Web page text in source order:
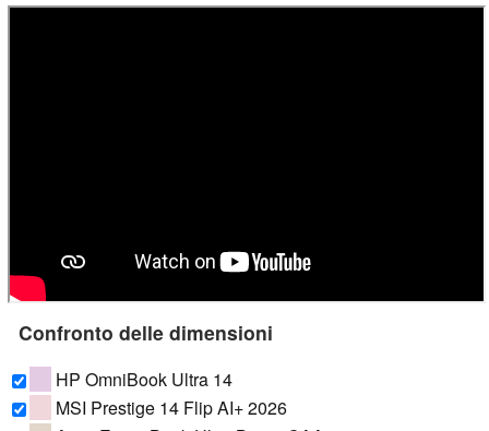
Confronto delle dimensioni
HP OmniBook Ultra 14
MSI Prestige 14 Flip AI+ 2026